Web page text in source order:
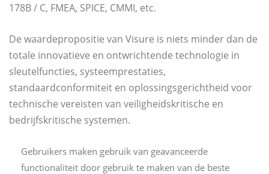
178B / C, FMEA, SPICE, CMMI, etc.
De waardepropositie van Visure is niets minder dan de
totale innovatieve en ontwrichtende technologie in
sleutelfuncties, systeemprestaties,
standaardconformiteit en oplossingsgerichtheid voor
technische vereisten van veiligheidskritische en
bedrijfskritische systemen.
Gebruikers maken gebruik van geavanceerde
functionaliteit door gebruik te maken van de beste